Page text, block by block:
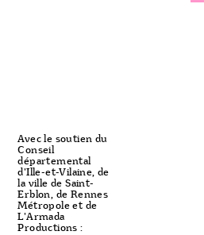
Avec le soutien du
Conseil
départemental
d'Ille-et-Vilaine, de
la ville de Saint-
Erblon, de Rennes
Métropole et de
L'Armada
Productions :